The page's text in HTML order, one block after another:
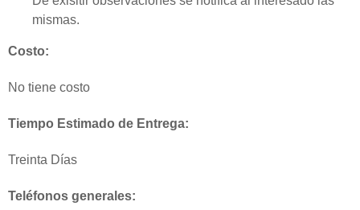
mismas.
Costo:
No tiene costo
Tiempo Estimado de Entrega:
Treinta Días
Teléfonos generales: